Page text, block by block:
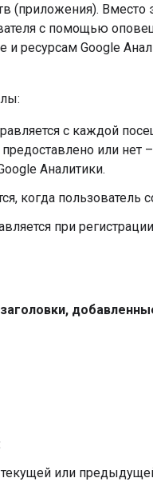
(приложения). Вместо
с помощью
и ресурсам Google
с каждой
предоставлено или
Аналитики.
когда пользователь
при
текущей или